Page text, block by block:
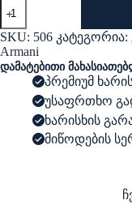
AX
-
Man's
Sneakers
SKU: 506 კატეგორია:
Armani
დამატებითი
პრემიუმ
უსაფრთხო
ხარისხის
მიწოდების